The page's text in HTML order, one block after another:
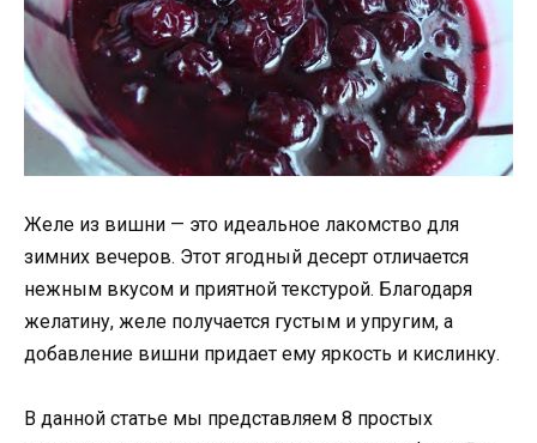
Желе из вишни — это идеальное лакомство для
зимних вечеров. Этот ягодный десерт отличается
нежным вкусом и приятной текстурой. Благодаря
желатину, желе получается густым и упругим, а
добавление вишни придает ему яркость и кислинку.
В данной статье мы представляем 8 простых